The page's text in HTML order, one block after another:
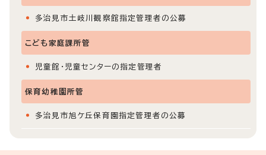
多治見市土岐川観察館指定管理者の公募
こども家庭課所管
児童館・児童センターの指定管理者
保育幼稚園所管
多治見市旭ケ丘保育園指定管理者の公募